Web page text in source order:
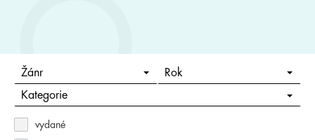
Žánr Rok
Kategorie
vydané